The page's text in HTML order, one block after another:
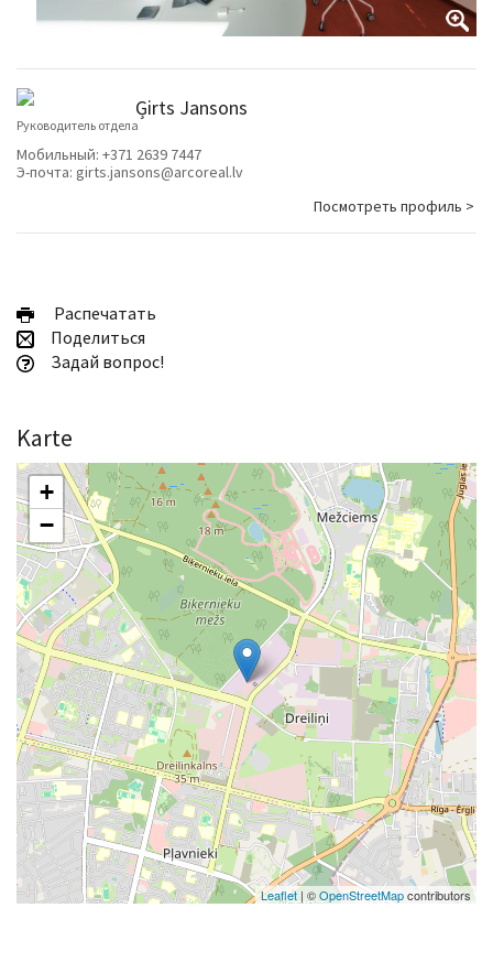
Ģirts Jansons
Руководитель отдела
Мобильный: +371 2639 7447
Э-почта: girts.jansons@arcoreal.lv
Посмотреть профиль >
Pаспечатать
Поделиться
Задай вопрос!
Karte
+
−
Leaflet | ©OpenStreetMapcontributors